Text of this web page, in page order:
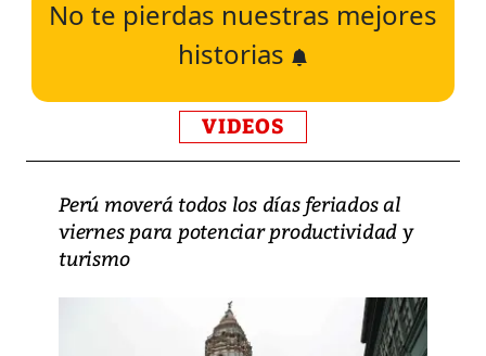
No te pierdas nuestras mejores
historias
VIDEOS
Perú moverá todos los días feriados al
viernes para potenciar productividad y
turismo